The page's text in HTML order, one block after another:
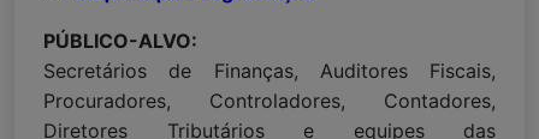
PÚBLICO-ALVO:
Secretários de Finanças, Auditores Fiscais,
Procuradores, Controladores, Contadores,
Diretores Tributários e equipes das